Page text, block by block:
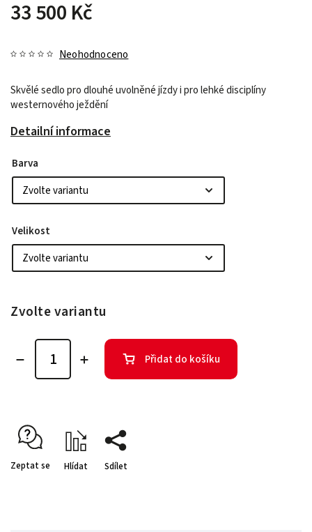
33 500 Kč
Neohodnoceno
Skvělé sedlo pro dlouhé uvolněné jízdy i pro lehké disciplíny
westernového ježdění
Detailní informace
Barva
Velikost
Zvolte variantu
Přidat do košíku
Zeptat se Hlídat Sdílet